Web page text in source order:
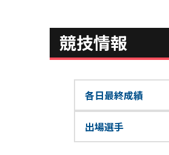
競技情報
各日最終成績
出場選手